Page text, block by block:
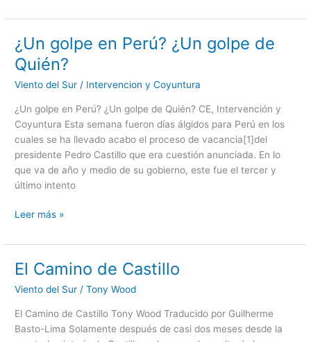
¿Un golpe en Perú? ¿Un golpe de
Quién?
Viento del Sur / Intervencion y Coyuntura
¿Un golpe en Perú? ¿Un golpe de Quién? CE, Intervención y
Coyuntura Esta semana fueron días álgidos para Perú en los
cuales se ha llevado acabo el proceso de vacancia[1]del
presidente Pedro Castillo que era cuestión anunciada. En lo
que va de año y medio de su gobierno, este fue el tercer y
último intento
¿Un
golpe
en
Perú?
golpe
Leer más »
El Camino de Castillo
Viento del Sur /Tony Wood
El Camino de Castillo Tony Wood Traducido por Guilherme
Basto-Lima Solamente después de casi dos meses desde la
El
de
Castillo